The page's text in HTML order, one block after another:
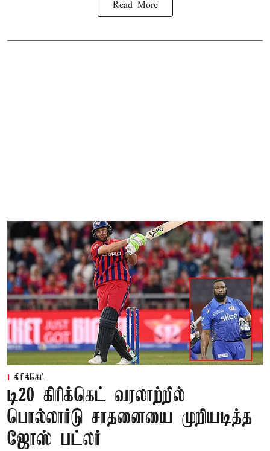
Read More
கிரிக்கெட்
டி20 கிரிக்கெட் வரலாற்றில்
பொல்லார்டு சாதனையை முறியடித்த
ஜோஸ் பட்லர்